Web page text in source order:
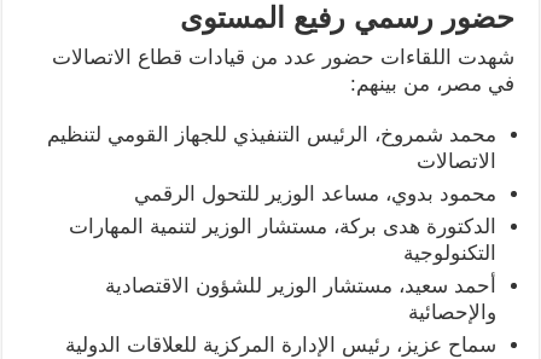
حضور رسمي رفيع المستوى
شهدت اللقاءات حضور عدد من قيادات قطاع الاتصالات
في مصر، من بينهم:
محمد شمروخ، الرئيس التنفيذي للجهاز القومي لتنظيم
الاتصالات
محمود بدوي، مساعد الوزير للتحول الرقمي
الدكتورة هدى بركة، مستشار الوزير لتنمية المهارات
التكنولوجية
أحمد سعيد، مستشار الوزير للشؤون الاقتصادية
والإحصائية
سماح عزيز، رئيس الإدارة المركزية للعلاقات الدولية